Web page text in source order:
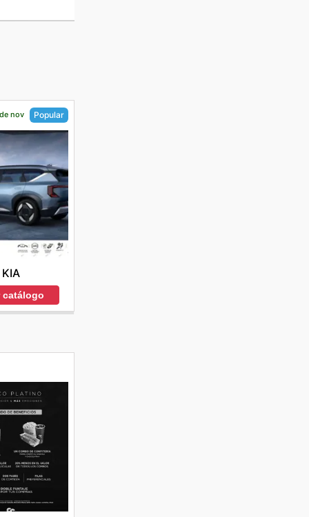
nov Popular
KIA
catálogo